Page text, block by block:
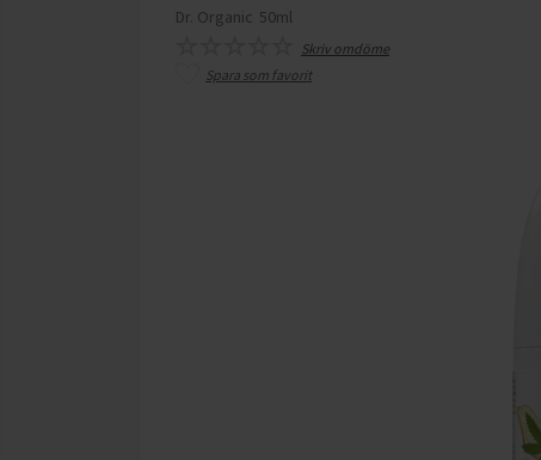
Dr. Organic 50ml
Skriv omdöme
Spara som favorit